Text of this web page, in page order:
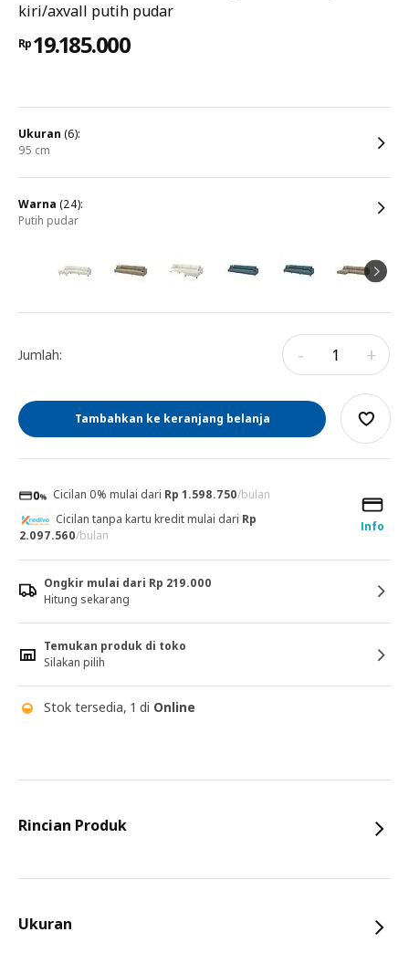
kiri/axvall putih pudar
Rp 19.185.000
ukuran (6):
95 cm
warna (24):
putih pudar
Jumlah: - +
Tambahkan ke keranjang belanja
Cicilan 0% mulai dari Rp 1.598.750/bulan
Info
Cicilan tanpa kartu kredit mulai dari Rp
2.097.560/bulan
Ongkir mulai dari Rp 219.000
Hitung sekarang
Temukan produk di toko
Silakan pilih
Stok tersedia, 1 di Online
Rincian Produk
Ukuran